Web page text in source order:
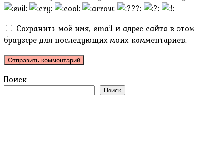
Сохранить моё имя, email и адрес сайта в этом
браузере для последующих моих комментариев.
Поиск
Поиск